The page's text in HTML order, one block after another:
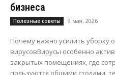
бизнеса
Полезные советы 9 мая, 2026
Почему важно усилить уборку
вирусовВирусы особенно
закрытых помещениях, где
пользуются общими столами,